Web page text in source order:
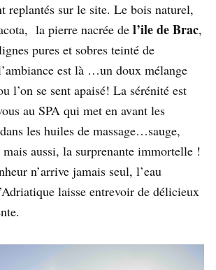
replantés sur le site. Le bois naturel,
la pierre nacrée de l’ile de Brac,
pures et sobres teinté de
est là …un doux mélange
l’on se sent apaisé! La sérénité est
au SPA qui met en avant les
les huiles de massage…sauge,
aussi, la surprenante immortelle !
n’arrive jamais seul, l’eau
laisse entrevoir de délicieux